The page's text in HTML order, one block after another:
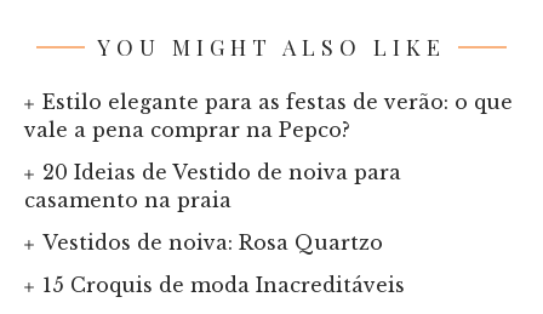
YOU MIGHT ALSO LIKE
Estilo elegante para as festas de verão: o que
vale a pena comprar na Pepco?
20 Ideias de Vestido de noiva para
casamento na praia
Vestidos de noiva: Rosa Quartzo
15 Croquis de moda Inacreditáveis